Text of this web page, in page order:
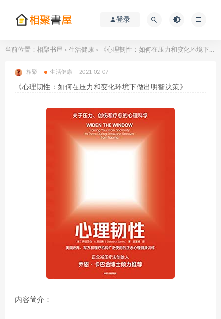
登录
当前位置： 相聚书屋 > 生活健康 > 《心理韧性：如何在压力和变化环境下做出明智决策》
相聚 生活健康 2021-02-07
《心理韧性：如何在压力和变化环境下做出明智决策》
内容简介：